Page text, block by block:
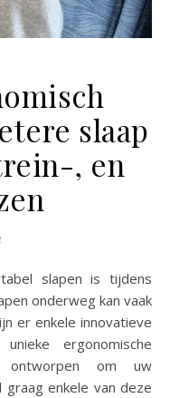
slaap
, en
onderweg kan vaak
er enkele innovatieve
ergonomische
ontworpen om uw
enkele van deze